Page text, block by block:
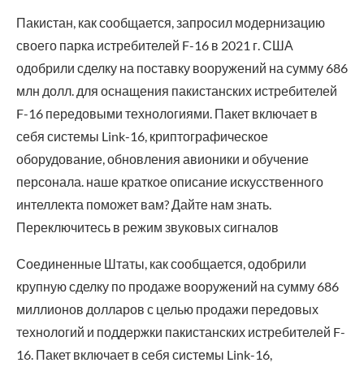
Пакистан, как сообщается, запросил модернизацию
своего парка истребителей F-16 в 2021 г. США
одобрили сделку на поставку вооружений на сумму 686
млн долл. для оснащения пакистанских истребителей
F-16 передовыми технологиями. Пакет включает в
себя системы Link-16, криптографическое
оборудование, обновления авионики и обучение
персонала. наше краткое описание искусственного
интеллекта поможет вам? Дайте нам знать.
Переключитесь в режим звуковых сигналов
Соединенные Штаты, как сообщается, одобрили
крупную сделку по продаже вооружений на сумму 686
миллионов долларов с целью продажи передовых
технологий и поддержки пакистанских истребителей F-
16. Пакет включает в себя системы Link-16,